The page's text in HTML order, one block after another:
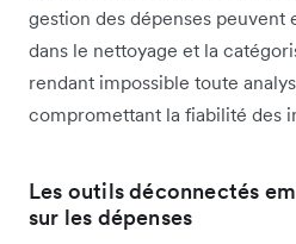
gestion des dépenses
dans le nettoyage et la
rendant impossible toute
compromettant la fiabilité des
Les outils déconnectés
sur les dépenses